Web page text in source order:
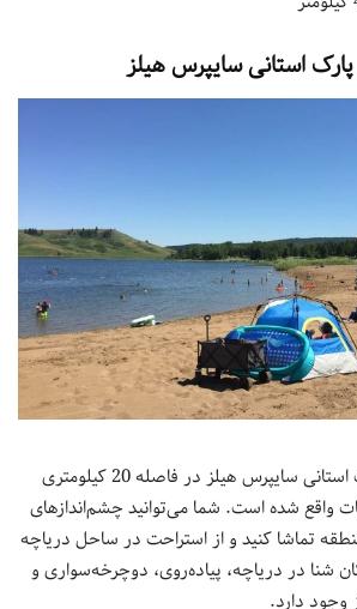
پارک استانی سایپرس هیلز
اردوگاه فایرراک در پارک استانی سایپرس هیلز در فاصله 20 کیلومتری
شده است. شما می‌توانید چشم‌اندازهای
تماشا کنید و از استراحت در ساحل دریاچه
شنا در دریاچه، پیاده‌روی، دوچرخه‌سواری و
وجود دارد.